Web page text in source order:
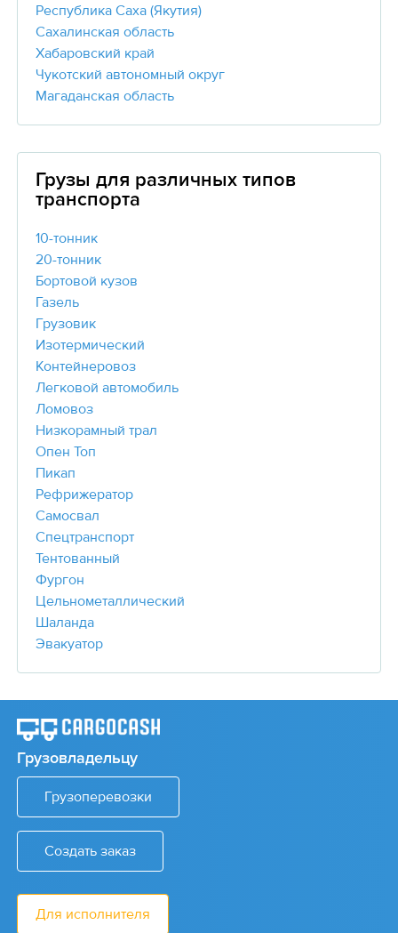
Республика Саха (Якутия)
Сахалинская область
Хабаровский край
Чукотский автономный округ
Магаданская область
Грузы для различных типов
транспорта
10-тонник
20-тонник
Бортовой кузов
Газель
Грузовик
Изотермический
Контейнеровоз
Легковой автомобиль
Ломовоз
Низкорамный трал
Опен Топ
Пикап
Рефрижератор
Самосвал
Спецтранспорт
Тентованный
Фургон
Цельнометаллический
Шаланда
Эвакуатор
Грузовладельцу
Грузоперевозки
Создать заказ
Для исполнителя